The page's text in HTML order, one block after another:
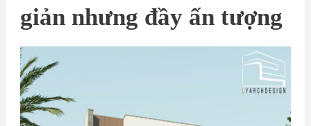
giản nhưng đầy ấn tượng